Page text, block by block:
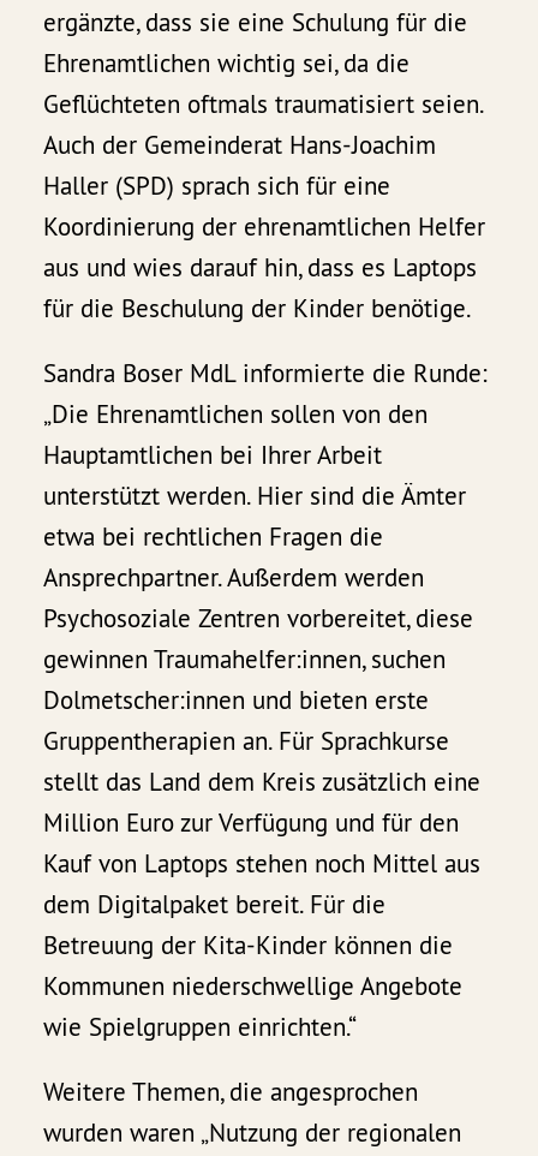
ergänzte, dass sie eine Schulung für die
Ehrenamtlichen wichtig sei, da die
Geflüchteten oftmals traumatisiert seien.
Auch der Gemeinderat Hans-Joachim
Haller (SPD) sprach sich für eine
Koordinierung der ehrenamtlichen Helfer
aus und wies darauf hin, dass es Laptops
für die Beschulung der Kinder benötige.
Sandra Boser MdL informierte die Runde:
„Die Ehrenamtlichen sollen von den
Hauptamtlichen bei Ihrer Arbeit
unterstützt werden. Hier sind die Ämter
etwa bei rechtlichen Fragen die
Ansprechpartner. Außerdem werden
Psychosoziale Zentren vorbereitet, diese
gewinnen Traumahelfer:innen, suchen
Dolmetscher:innen und bieten erste
Gruppentherapien an. Für Sprachkurse
stellt das Land dem Kreis zusätzlich eine
Million Euro zur Verfügung und für den
Kauf von Laptops stehen noch Mittel aus
dem Digitalpaket bereit. Für die
Betreuung der Kita-Kinder können die
Kommunen niederschwellige Angebote
wie Spielgruppen einrichten.“
Weitere Themen, die angesprochen
wurden waren „Nutzung der regionalen